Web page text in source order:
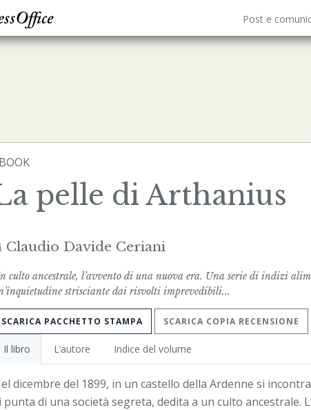
Post e
pelle di Arthanius
Claudio Davide Ceriani
culto ancestrale, l’avvento di una nuova era. Una serie di indizi
strisciante dai risvolti imprevedibili...
SCARICA PACCHETTO STAMPA SCARICA COPIA RECENSIONE
Il libro L’autore Indice del volume
dicembre del 1899, in un castello della Ardenne si
punta di una società segreta, dedita a un culto ancestrale.